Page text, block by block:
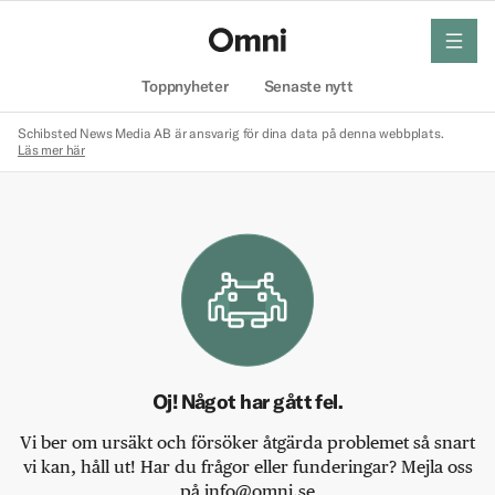
Toppnyheter Senaste nytt
meny
Schibsted News Media AB är ansvarig för dina data på denna webbplats.
Läs mer här
Oj! Något har gått fel.
Vi ber om ursäkt och försöker åtgärda problemet så snart
vi kan, håll ut! Har du frågor eller funderingar? Mejla oss